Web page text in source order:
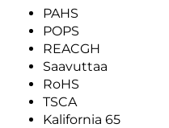
PAHS
POPS
REACGH
Saavuttaa
RoHS
TSCA
Kalifornia 65